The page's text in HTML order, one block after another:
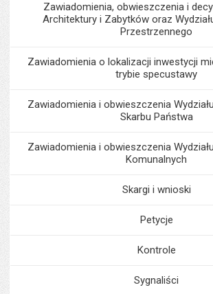
Zawiadomienia, obwieszczenia i
Architektury i Zabytków oraz
Przestrzennego
Zawiadomienia o lokalizacji inwestycji
trybie specustawy
Zawiadomienia i obwieszczenia
Skarbu Państwa
Zawiadomienia i obwieszczenia
Komunalnych
Skargi i wnioski
Petycje
Kontrole
Sygnaliści